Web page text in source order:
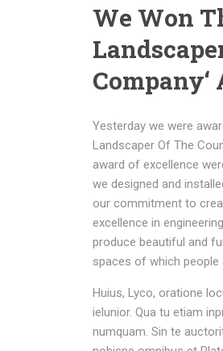
We Won
Company‘
Yesterday we were
Landscaper Of The
award of excellence
we designed and
our commitment to
excellence in
produce beautiful and
spaces of which people
Huius, Lyco, oratione
ielunior. Qua tu etiam
numquam. Sin te